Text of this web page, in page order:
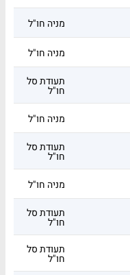
מניה חו"ל
מניה חו"ל
תעודת סל
חו"ל
מניה חו"ל
תעודת סל
חו"ל
מניה חו"ל
תעודת סל
חו"ל
תעודת סל
חו"ל